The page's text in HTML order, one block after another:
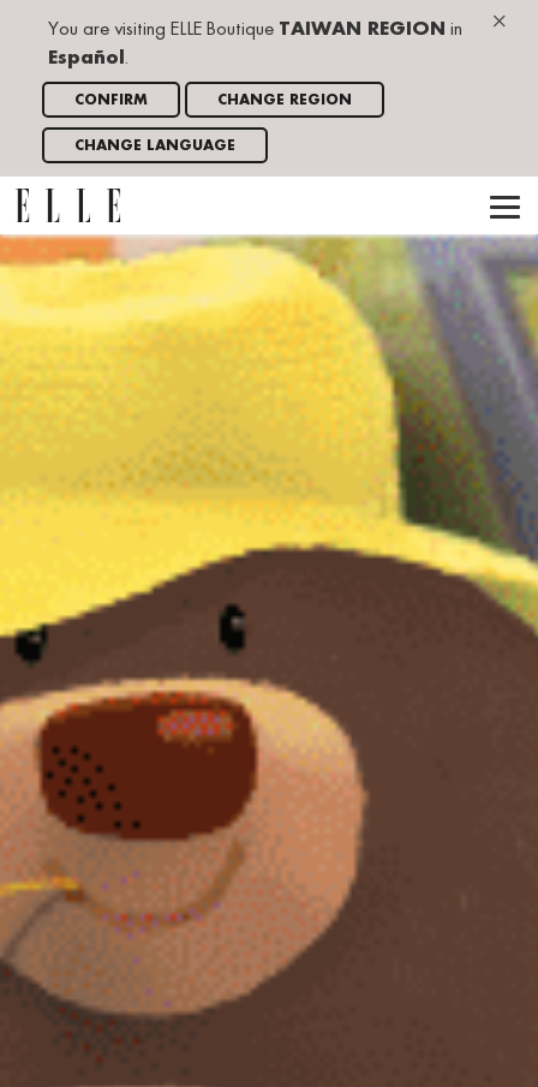
×
You are visiting ELLE Boutique TAIWAN REGION in
Español .
CONFIRM CHANGE REGION
CHANGE LANGUAGE